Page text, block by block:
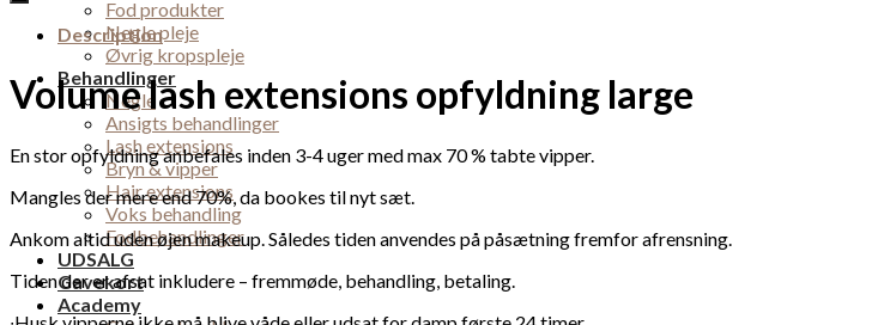
Fod produkter
Negle pleje
Øvrig kropspleje
Behandlinger
Negle
Ansigts behandlinger
Lash extensions
Bryn & vipper
Hair extensions
Voks behandling
Fodbehandlinger
UDSALG
Gavekort
Academy
Description
Volume lash extensions opfyldning large
En stor opfyldning anbefales inden 3-4 uger med max 70 % tabte vipper.
Mangles der mere end 70%, da bookes til nyt sæt.
Ankom altid uden øjen makeup. Således tiden anvendes på påsætning fremfor afrensning.
Tiden der er afsat inkludere – fremmøde, behandling, betaling.